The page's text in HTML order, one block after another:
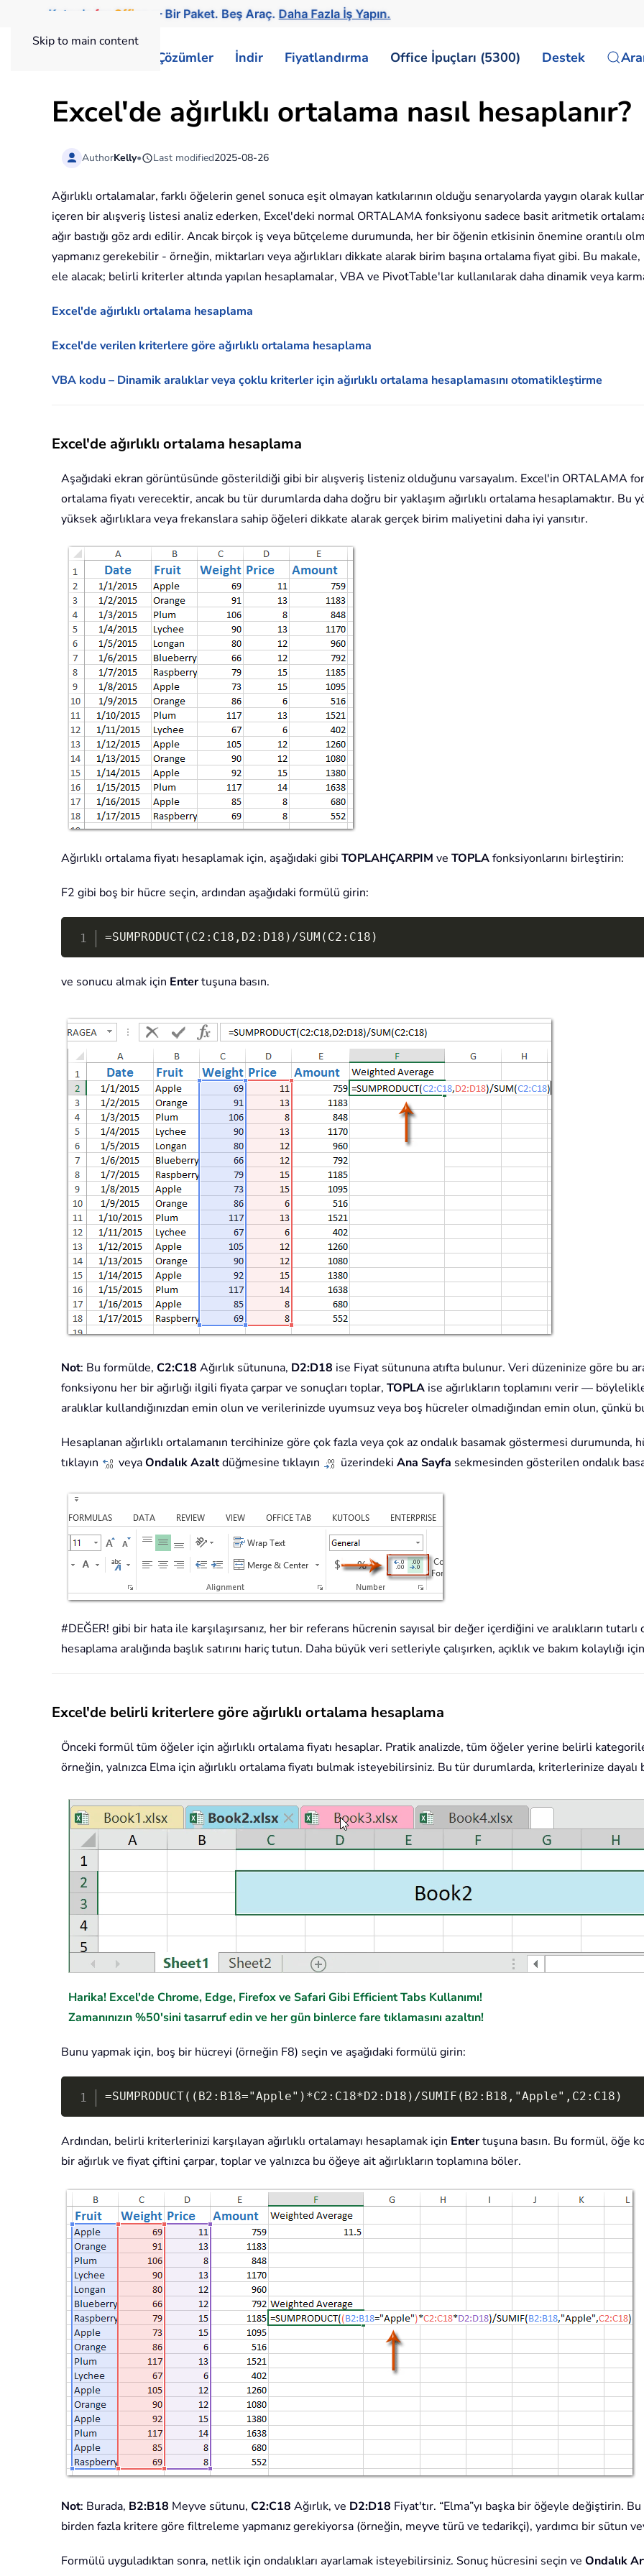
Skip to main content
Kutools for Office — Bir Paket. Beş Araç.Daha Fazla İş Yapın.
Çözümler İndir Fiyatlandırma Office İpuçları (5300) Destek
Excel'de ağırlıklı ortalama nasıl hesaplanır?
AuthorKelly• Last modified2025-08-26
Ağırlıklı ortalamalar, farklı öğelerin genel sonuca eşit olmayan katkılarının olduğu senaryolarda yaygın olarak
içeren bir alışveriş listesi analiz ederken, Excel'deki normal ORTALAMA fonksiyonu sadece basit aritmetik
ağır bastığı göz ardı edilir. Ancak birçok iş veya bütçeleme durumunda, her bir öğenin etkisinin önemine orantılı
yapmanız gerekebilir - örneğin, miktarları veya ağırlıkları dikkate alarak birim başına ortalama fiyat gibi. Bu makale,
ele alacak; belirli kriterler altında yapılan hesaplamalar, VBA ve PivotTable'lar kullanılarak daha dinamik veya
Excel'de ağırlıklı ortalama hesaplama
Excel'de verilen kriterlere göre ağırlıklı ortalama hesaplama
VBA kodu – Dinamik aralıklar veya çoklu kriterler için ağırlıklı ortalama hesaplamasını otomatikleştirme
Excel'de ağırlıklı ortalama hesaplama
Aşağıdaki ekran görüntüsünde gösterildiği gibi bir alışveriş listeniz olduğunu varsayalım. Excel'in ORTALAMA
ortalama fiyatı verecektir, ancak bu tür durumlarda daha doğru bir yaklaşım ağırlıklı ortalama hesaplamaktır.
yüksek ağırlıklara veya frekanslara sahip öğeleri dikkate alarak gerçek birim maliyetini daha iyi yansıtır.
Ağırlıklı ortalama fiyatı hesaplamak için, aşağıdaki gibi TOPLAHÇARPIM ve TOPLAfonksiyonlarını birleştirin:
F2 gibi boş bir hücre seçin, ardından aşağıdaki formülü girin:
=SUMPRODUCT(C2:C18,D2:D18)/SUM(C2:C18)
ve sonucu almak için Entertuşuna basın.
Not: Bu formülde, C2:C18 Ağırlık sütununa, D2:D18 ise Fiyat sütununa atıfta bulunur. Veri düzeninize göre bu
fonksiyonu her bir ağırlığı ilgili fiyata çarpar ve sonuçları toplar, TOPLA ise ağırlıkların toplamını verir —
aralıklar kullandığınızdan emin olun ve verilerinizde uyumsuz veya boş hücreler olmadığından emin olun, çünkü
Hesaplanan ağırlıklı ortalamanın tercihinize göre çok fazla veya çok az ondalık basamak göstermesi durumunda,
tıklayın
veyaOndalık Azaltdüğmesine tıklayın üzerindeki Ana Sayfa sekmesinden gösterilen ondalık
#DEĞER! gibi bir hata ile karşılaşırsanız, her bir referans hücrenin sayısal bir değer içerdiğini ve aralıkların
hesaplama aralığında başlık satırını hariç tutun. Daha büyük veri setleriyle çalışırken, açıklık ve bakım kolaylığı
Excel'de belirli kriterlere göre ağırlıklı ortalama hesaplama
Önceki formül tüm öğeler için ağırlıklı ortalama fiyatı hesaplar. Pratik analizde, tüm öğeler yerine belirli
örneğin, yalnızca Elma için ağırlıklı ortalama fiyatı bulmak isteyebilirsiniz. Bu tür durumlarda, kriterlerinize
Harika! Excel'de Chrome, Edge, Firefox ve Safari Gibi Efficient Tabs Kullanımı!
Zamanınızın %50'sini tasarruf edin ve her gün binlerce fare tıklamasını azaltın!
Bunu yapmak için, boş bir hücreyi (örneğin F8) seçin ve aşağıdaki formülü girin:
=SUMPRODUCT((B2:B18="Apple")*C2:C18*D2:D18)/SUMIF(B2:B18,"Apple",C2:C18)
Ardından, belirli kriterlerinizi karşılayan ağırlıklı ortalamayı hesaplamak için Entertuşuna basın. Bu formül, öğe
bir ağırlık ve fiyat çiftini çarpar, toplar ve yalnızca bu öğeye ait ağırlıkların toplamına böler.
Not: Burada, B2:B18 Meyve sütunu, C2:C18 Ağırlık, ve D2:D18 Fiyat'tır. “Elma”yı başka bir öğeyle değiştirin.
birden fazla kritere göre filtreleme yapmanız gerekiyorsa (örneğin, meyve türü ve tedarikçi), yardımcı bir sütun
Formülü uyguladıktan sonra, netlik için ondalıkları ayarlamak isteyebilirsiniz. Sonuç hücresini seçin ve Ondalık